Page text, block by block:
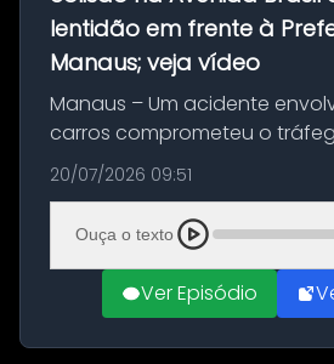
lentidão em frente à
Manaus; veja vídeo
Manaus – Um acidente
carros comprometeu o
Brasil durante a manhã desta
(20), em frente ao complexo
Manaus, na Zona Oeste. A
20/07/2026 09:51
Ouça o texto
Ver Episódio